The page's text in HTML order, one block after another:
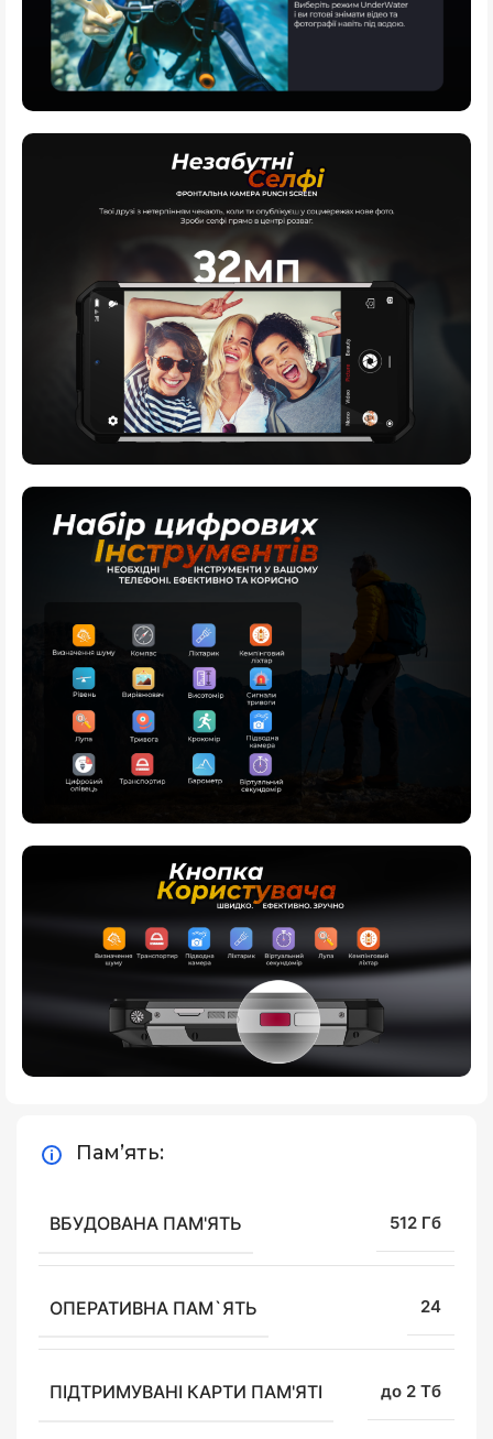
Пам’ять:
ВБУДОВАНА ПАМ'ЯТЬ 512 Гб
ОПЕРАТИВНА ПАМ`ЯТЬ 24
ПІДТРИМУВАНІ КАРТИ ПАМ'ЯТІ до 2 Тб